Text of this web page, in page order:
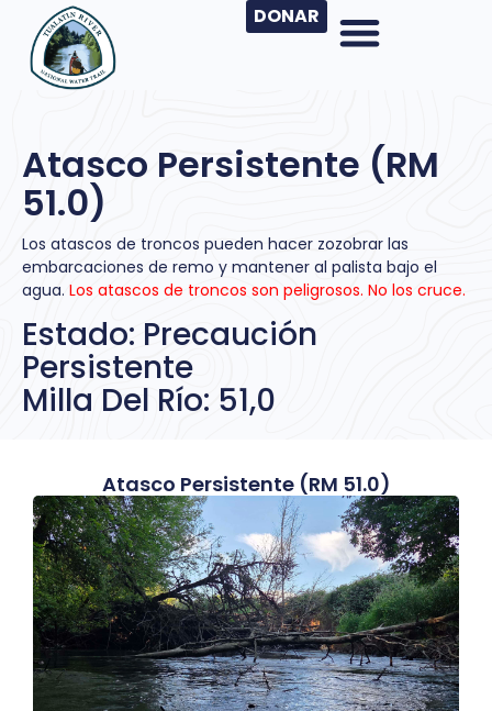
DONAR
Atasco Persistente (RM
51.0)
Los atascos de troncos pueden hacer zozobrar las
embarcaciones de remo y mantener al palista bajo el
agua. Los atascos de troncos son peligrosos. No los cruce.
Estado: Precaución
Persistente
Milla Del Río: 51,0
Atasco Persistente (RM 51.0)